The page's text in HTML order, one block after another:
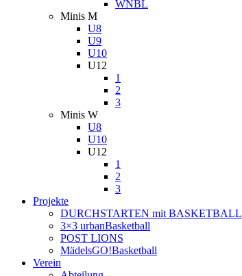
WNBL
Minis M
U8
U9
U10
U12
1
2
3
Minis W
U8
U10
U12
1
2
3
Projekte
DURCHSTARTEN mit BASKETBALL
3×3 urbanBasketball
POST LIONS
MädelsGO!Basketball
Verein